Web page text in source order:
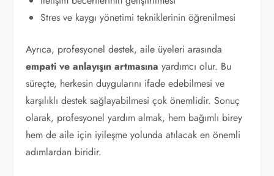
Stres ve kaygı yönetimi tekniklerinin öğrenilmesi
Ayrıca, profesyonel destek, aile üyeleri arasında
empati ve anlayışın artmasına yardımcı olur. Bu
süreçte, herkesin duygularını ifade edebilmesi ve
karşılıklı destek sağlayabilmesi çok önemlidir. Sonuç
olarak, profesyonel yardım almak, hem bağımlı birey
hem de aile için iyileşme yolunda atılacak en önemli
adımlardan biridir.